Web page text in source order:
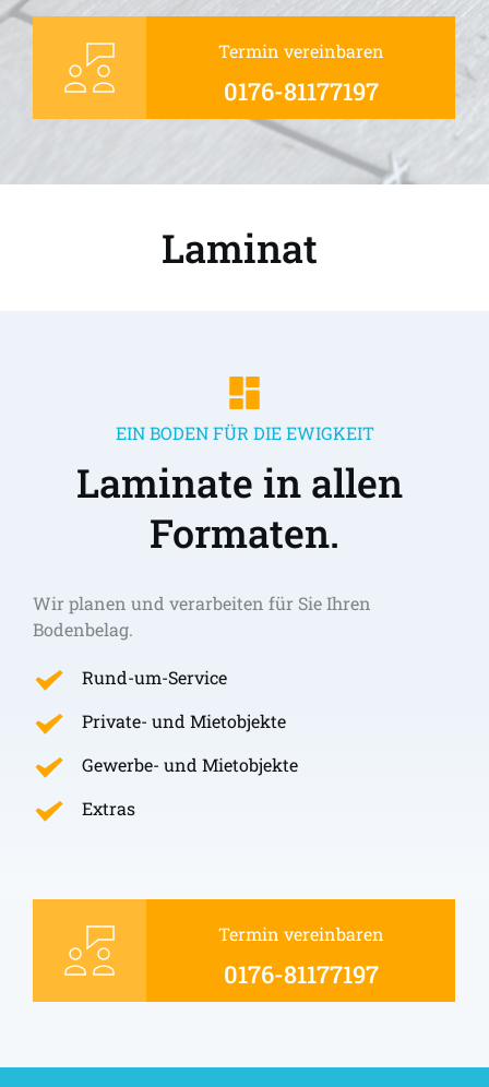
Termin vereinbaren
0176-81177197
Laminat
EIN BODEN FÜR DIE EWIGKEIT
Laminate in allen
Formaten.
Wir planen und verarbeiten für Sie Ihren
Bodenbelag.
Rund-um-Service
Private- und Mietobjekte
Gewerbe- und Mietobjekte
Extras
Termin vereinbaren
0176-81177197